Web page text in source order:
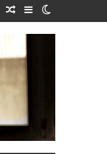
Sidebar
Random